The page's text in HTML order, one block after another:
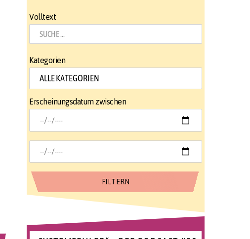
Volltext
Kategorien
Erscheinungsdatum zwischen